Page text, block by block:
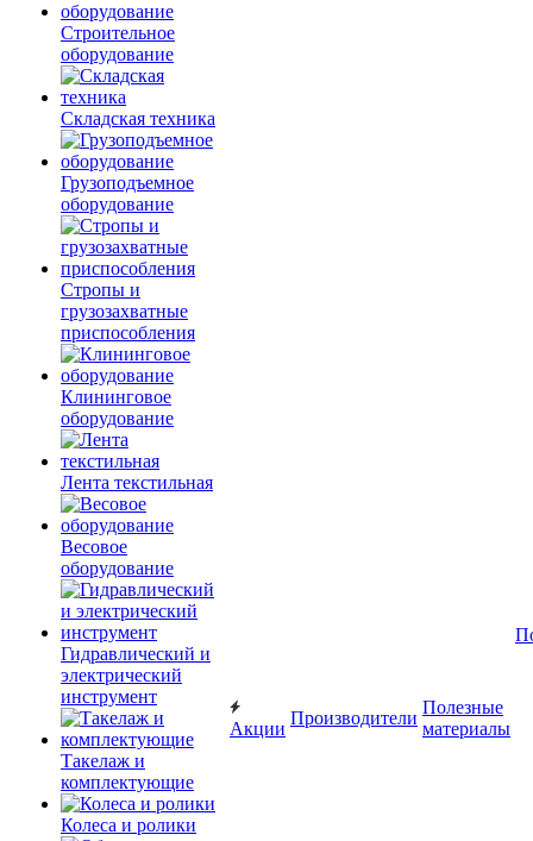
Строительное
оборудование
Складская техника
Грузоподъемное
оборудование
Стропы и
грузозахватные
приспособления
Клининговое
оборудование
Лента текстильная
Весовое
оборудование
Гидравлический и
электрический
инструмент
Такелаж и
комплектующие
Колеса и ролики
Акции
Производители
Полезные
материалы